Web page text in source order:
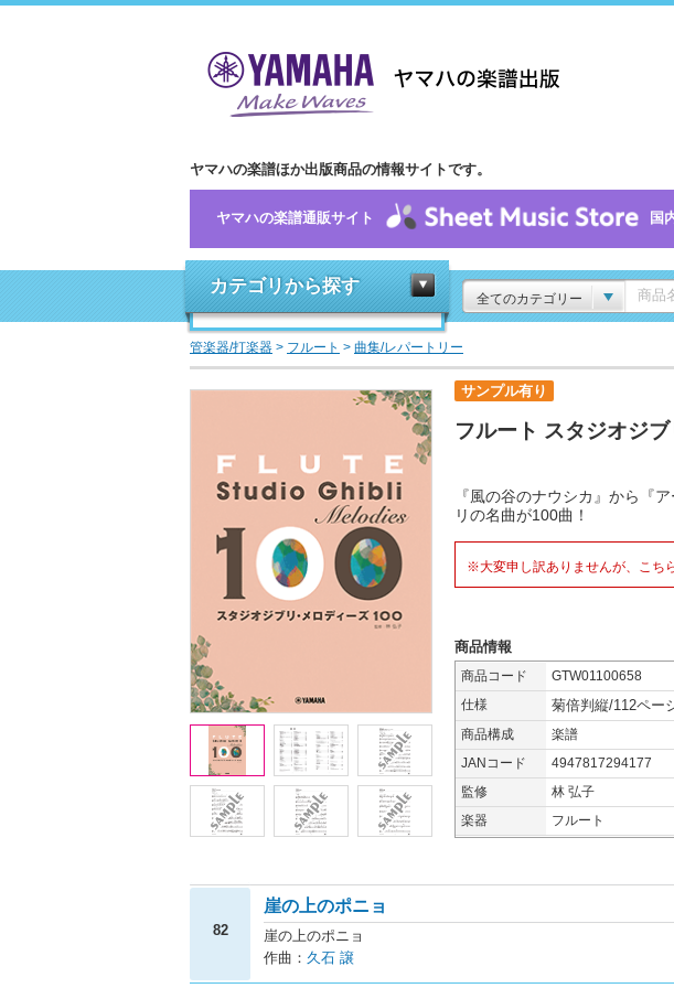
ヤマハの楽譜ほか出版商品の情報サイトです。
ヤマハの楽譜通販サイト 国
カテゴリから探す
全てのカテゴリー
管楽器/打楽器 > フルート > 曲集/レパートリー
サンプル有り
フルート スタジオジ
『風の谷のナウシカ』から『
リの名曲が100曲！
※大変申し訳ありませんが、こち
商品情報
商品コード GTW01100658
仕様
菊倍判縦/112ペー
商品構成
楽譜
JANコード
4947817294177
監修
林 弘子
楽器
フルート
82
崖の上のポニョ
崖の上のポニョ
作曲： 久石 譲